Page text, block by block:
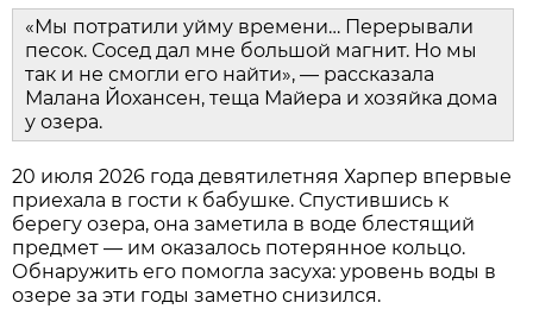
«Мы потратили уйму времени… Перерывали
песок. Сосед дал мне большой магнит. Но мы
так и не смогли его найти», — рассказала
Малана Йохансен, теща Майера и хозяйка дома
у озера.
20 июля 2026 года девятилетняя Харпер впервые
приехала в гости к бабушке. Спустившись к
берегу озера, она заметила в воде блестящий
предмет — им оказалось потерянное кольцо.
Обнаружить его помогла засуха: уровень воды в
озере за эти годы заметно снизился.